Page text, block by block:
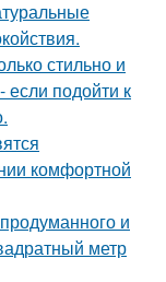
стильно и
подойти к
комфортной
и
метр